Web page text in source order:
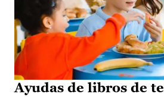
Ayudas de libros de